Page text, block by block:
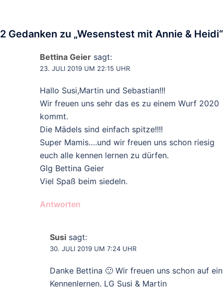
2 Gedanken zu „Wesenstest mit Annie & Heidi“
Bettina Geier sagt:
23. JULI 2019 UM 22:15 UHR
Hallo Susi,Martin und Sebastian!!!
Wir freuen uns sehr das es zu einem Wurf 2020
kommt.
Die Mädels sind einfach spitze!!!!
Super Mamis….und wir freuen uns schon riesig
euch alle kennen lernen zu dürfen.
Glg Bettina Geier
Viel Spaß beim siedeln.
Antworten
Susi sagt:
30. JULI 2019 UM 7:24 UHR
Danke Bettina 🙂 Wir freuen uns schon auf ein
Kennenlernen. LG Susi & Martin